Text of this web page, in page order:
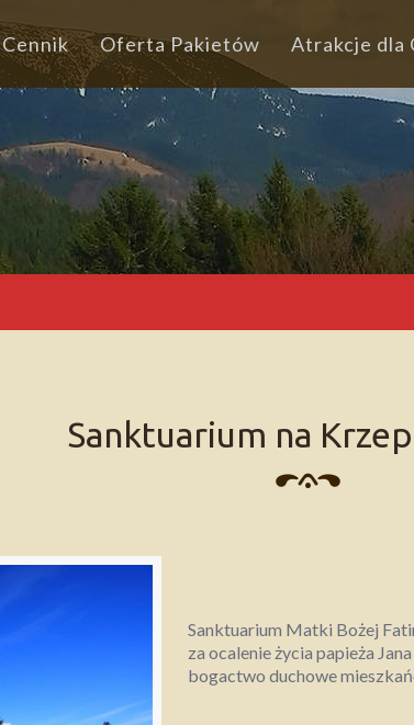
Cennik Oferta Pakietów Atrakcje dla
Sanktuarium na
Sanktuarium Matki Bożej
za ocalenie życia papieża
bogactwo duchowe